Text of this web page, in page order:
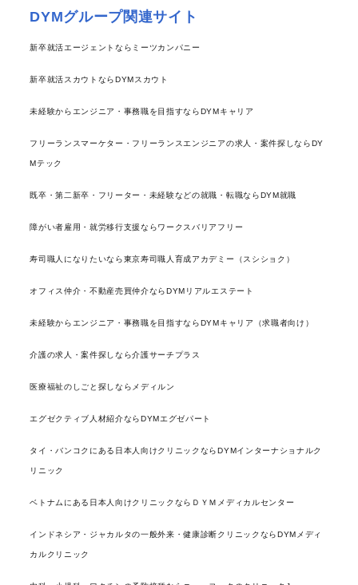
DYMグループ関連サイト
新卒就活エージェントならミーツカンパニー
新卒就活スカウトならDYMスカウト
未経験からエンジニア・事務職を目指すならDYMキャリア
フリーランスマーケター・フリーランスエンジニアの求人・案件探しならDY
Mテック
既卒・第二新卒・フリーター・未経験などの就職・転職ならDYM就職
障がい者雇用・就労移行支援ならワークスバリアフリー
寿司職人になりたいなら東京寿司職人育成アカデミー（スシショク）
オフィス仲介・不動産売買仲介ならDYMリアルエステート
未経験からエンジニア・事務職を目指すならDYMキャリア（求職者向け）
介護の求人・案件探しなら介護サーチプラス
医療福祉のしごと探しならメディルン
エグゼクティブ人材紹介ならDYMエグゼパート
タイ・バンコクにある日本人向けクリニックならDYMインターナショナルク
リニック
ベトナムにある日本人向けクリニックならＤＹＭメディカルセンター
インドネシア・ジャカルタの一般外来・健康診断クリニックならDYMメディ
カルクリニック